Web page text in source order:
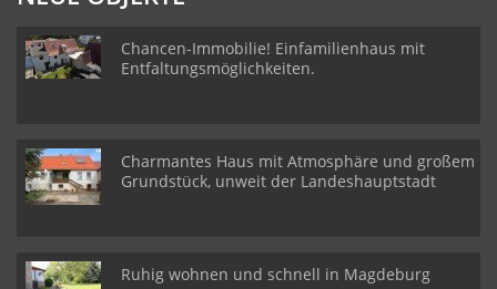
Chancen-Immobilie! Einfamilienhaus mit
Entfaltungsmöglichkeiten.
Charmantes Haus mit Atmosphäre und großem
Grundstück, unweit der Landeshauptstadt
Ruhig wohnen und schnell in Magdeburg